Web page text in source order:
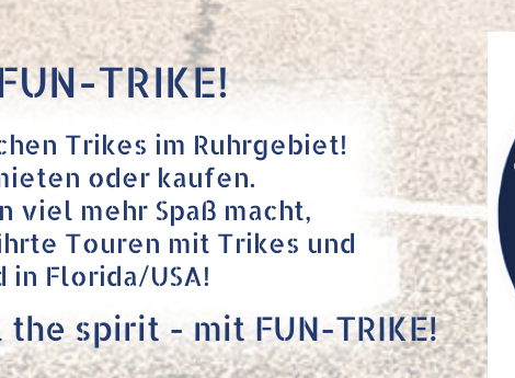
TRIKE!
Trikes im Ruhrgebiet!
oder kaufen.
viel mehr Spaß macht,
Touren mit Trikes und
Florida/USA!
the spirit - mit FUN-TRIKE!